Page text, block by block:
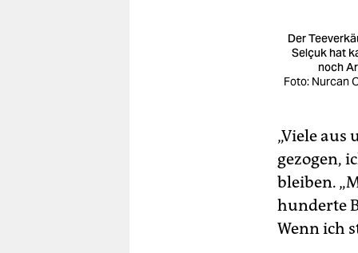
Der
Selçuk hat
noch
Foto: Nurcan
„Viele
gezogen,
bleiben.
hunderte
Wenn ich